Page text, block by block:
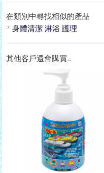
在類別中尋找相似的產品
身體清潔 淋浴 護理
其他客戶還會購買..